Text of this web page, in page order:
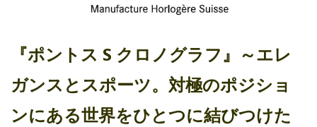
『ポントス S クロノグラフ』～エレ
ガンスとスポーツ。対極のポジショ
ンにある世界をひとつに結びつけた